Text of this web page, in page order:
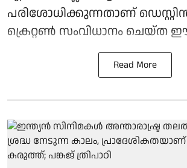
പരിശോധിക്കുന്നതാണ്
ക്രെറ്റൺ സംവിധാനം ചെയ്ത ഈ
Read More